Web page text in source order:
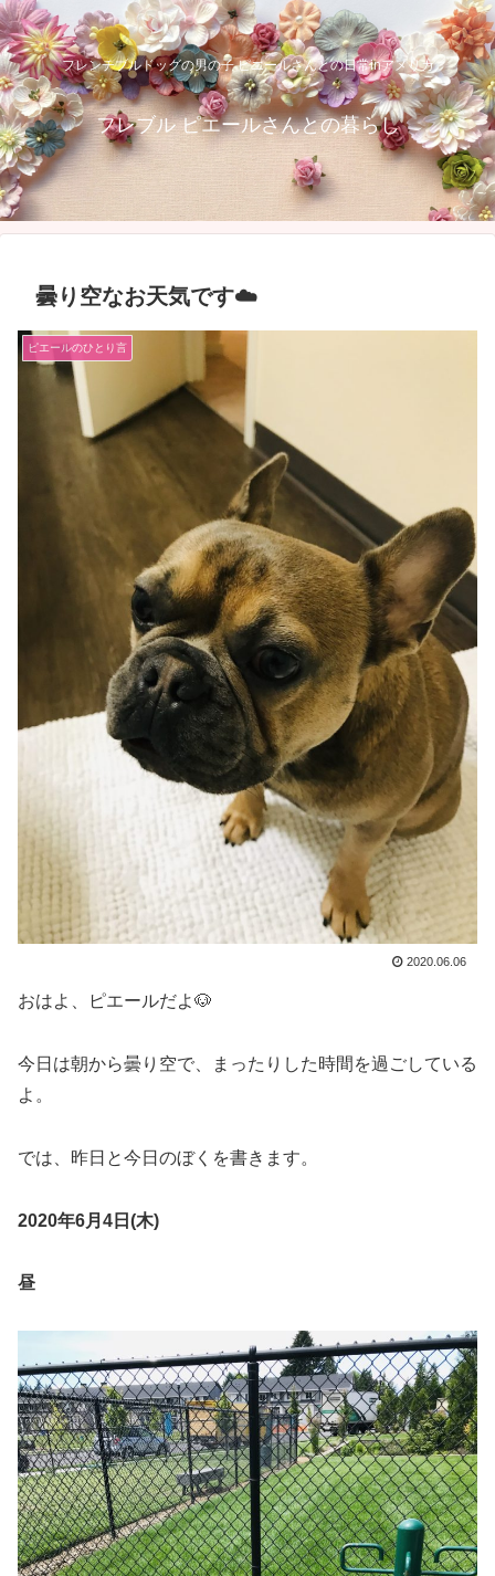
フレンチブルドッグの男の子 ピエールさんとの日常inアメリカ
フレブル ピエールさんとの暮らし
曇り空なお天気です☁️
ピエールのひとり言
2020.06.06
おはよ、ピエールだよ🐶
今日は朝から曇り空で、まったりした時間を過ごしている
よ。
では、昨日と今日のぼくを書きます。
2020年6月4日(木)
昼